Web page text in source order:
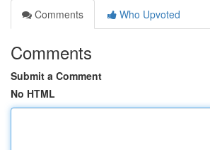
Comments
Who Upvoted
Comments
Submit a Comment
No HTML